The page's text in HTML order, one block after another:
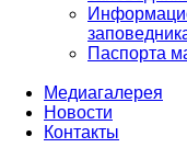
Паспорта
Медиагалерея
Новости
Контакты